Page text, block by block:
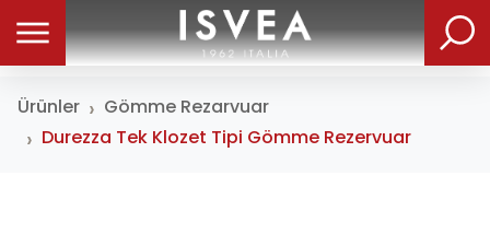
Ürünler
Gömme Rezarvuar
Durezza Tek Klozet Tipi Gömme Rezervuar